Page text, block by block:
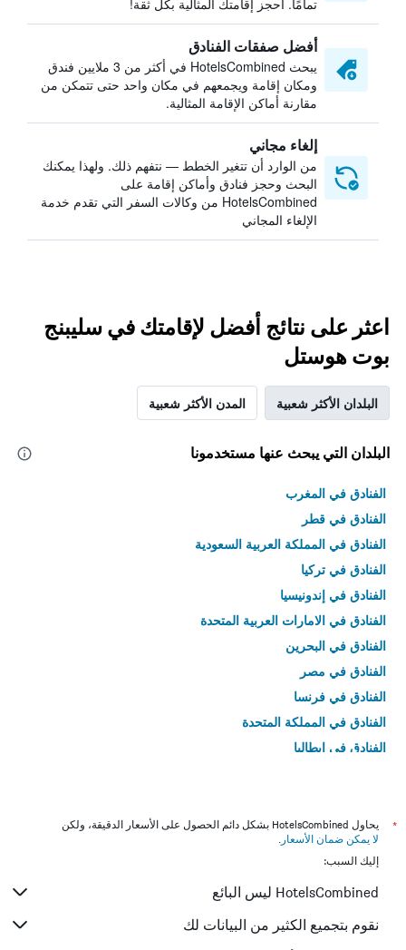
تمامًا. احجز إقامتك المثالية بكل ثقة!
أفضل صفقات الفنادق
يبحث HotelsCombined في أكثر من 3 ملايين فندق
ومكان إقامة ويجمعهم في مكان واحد حتى تتمكن من
مقارنة أماكن الإقامة المثالية.
إلغاء مجاني
من الوارد أن تتغير الخطط — نتفهم ذلك. ولهذا يمكنك
البحث وحجز فنادق وأماكن إقامة على
HotelsCombined من وكالات السفر التي تقدم خدمة
الإلغاء المجاني
اعثر على نتائج أفضل لإقامتك في سليبنج
بوت هوستل
البلدان الأكثر شعبية المدن الأكثر شعبية
البلدان التي يبحث عنها مستخدمونا
الفنادق في المغرب
الفنادق في قطر
الفنادق في المملكة العربية السعودية
الفنادق في تركيا
الفنادق في إندونيسيا
الفنادق في الامارات العربية المتحدة
الفنادق في البحرين
الفنادق في مصر
الفنادق في فرنسا
الفنادق في المملكة المتحدة
الفنادق في إيطاليا
*
يحاول HotelsCombined بشكل دائم الحصول على الأسعار الدقيقة، ولكن
لا يمكن ضمان الأسعار .
إليك السبب:
HotelsCombined ليس البائع
نقوم بتجميع الكثير من البيانات لك